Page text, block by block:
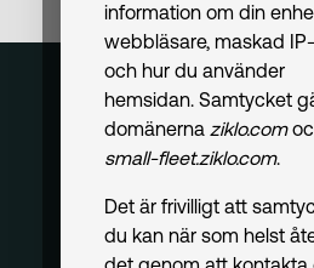
information om din
webbläsare, maskad
och hur du använder
hemsidan. Samtycket
domänerna ziklo.com
small-fleet.ziklo.com.
Det är frivilligt att
du kan när som helst